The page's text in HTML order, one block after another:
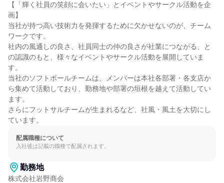
【「輝く社員の笑顔に会いたい」とイベントやサークル活動を企
画】
当社が持つ高い技術力を発揮するために欠かせないのが、チーム
ワークです。
社内の風通しの良さ、社員同士の仲の良さが社業につながる、と
の認識のもと、様々なイベントやサークル活動を展開していま
す。
当社のソフトボールチームは、メンバーは本社各部署・各支店か
ら集めて活動しており、勤務地や部署の垣根を越えて活動してい
ます。
さらにフットサルチームが生まれるなど、社風・風土を大切にし
ています。
配属職種について
入社後は記載の職種で配属されます。
勤務地
株式会社岩野商会